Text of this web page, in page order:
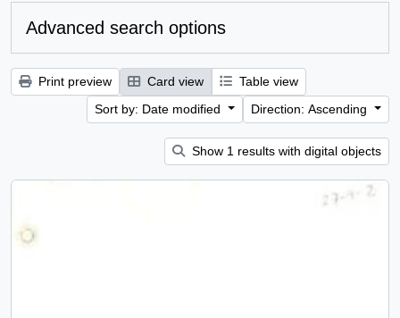
Advanced search options
Print preview Card view
Table view
Sort by: Date modified
Direction: Ascending
Show 1 results with digital objects